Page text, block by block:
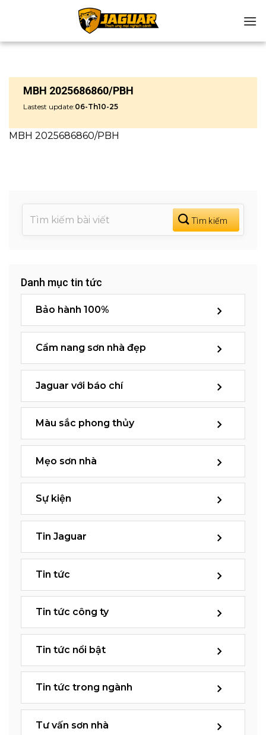
MBH 2025686860/PBH
Lastest update:06-Th10-25
MBH 2025686860/PBH
Danh mục tin tức
Bảo hành 100%
Cẩm nang sơn nhà đẹp
Jaguar với báo chí
Màu sắc phong thủy
Mẹo sơn nhà
Sự kiện
Tin Jaguar
Tin tức
Tin tức công ty
Tin tức nổi bật
Tin tức trong ngành
Tư vấn sơn nhà